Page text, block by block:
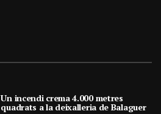
Un incendi crema 4.000 metres
quadrats a la deixalleria de Balaguer